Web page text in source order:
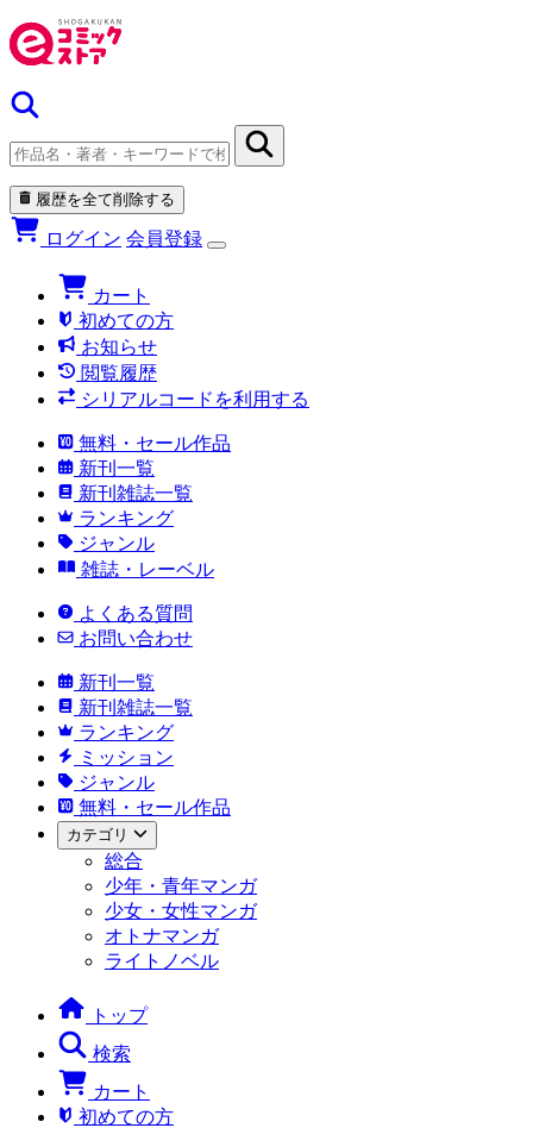
履歴を全て削除する
ログイン 会員登録
カート
初めての方
お知らせ
閲覧履歴
シリアルコードを利用する
無料・セール作品
新刊一覧
新刊雑誌一覧
ランキング
ジャンル
雑誌・レーベル
よくある質問
お問い合わせ
新刊一覧
新刊雑誌一覧
ランキング
ミッション
ジャンル
無料・セール作品
カテゴリ
総合
少年・青年マンガ
少女・女性マンガ
オトナマンガ
ライトノベル
トップ
検索
カート
初めての方